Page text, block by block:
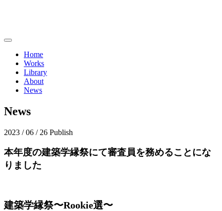
Home
Works
Library
About
News
News
2023 / 06 / 26 Publish
本年度の建築学縁祭にて審査員を務めることにな
りました
建築学縁祭〜Rookie選〜